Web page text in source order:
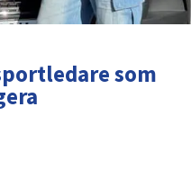
som